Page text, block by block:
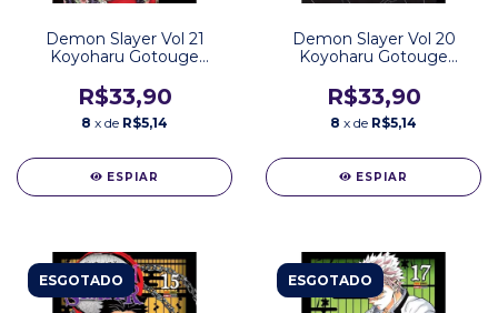
Demon Slayer Vol 21
Koyoharu Gotouge
R$33,90
8 x de R$5,14
ESPIAR
Demon Slayer Vol 20
Koyoharu Gotouge
R$33,90
8 x de R$5,14
ESPIAR
ESGOTADO ESGOTADO